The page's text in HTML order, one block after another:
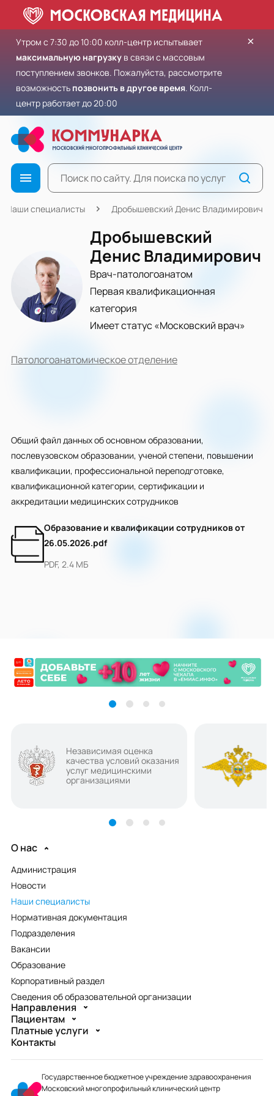
Утром с 7:30 до 10:00 колл-центр испытывает
максимальную нагрузку в связи с массовым
поступлением звонков. Пожалуйста, рассмотрите
возможность позвонить в другое время. Колл-
центр работает до 20:00
×
Наши специалисты Дробышевский Денис Владимирович
Дробышевский
Денис Владимирович
Врач-патологоанатом
Первая квалификационная
категория
Имеет статус «Московский врач»
Патологоанатомическое отделение
Общий файл данных об основном образовании,
послевузовском образовании, ученой степени, повышении
квалификации, профессиональной переподготовке,
квалификационной категории, сертификации и
аккредитации медицинских сотрудников
Образование и квалификации сотрудников от
26.05.2026.pdf
PDF, 2.4 МБ
Независимая оценка
качества условий оказания
услуг медицинскими
организациями
О нас
Администрация
Новости
Наши специалисты
Нормативная документация
Подразделения
Вакансии
Образование
Корпоративный раздел
Сведения об образовательной организации
Направления
Пациентам
Платные услуги
Контакты
Государственное бюджетное учреждение здравоохранения
Московский многопрофильный клинический центр